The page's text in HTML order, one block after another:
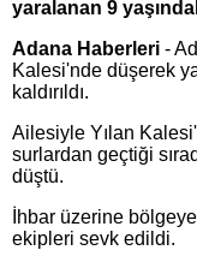
yaralanan 9
Adana Haberleri -
Kalesi'nde düşerek
kaldırıldı.
Ailesiyle Yılan
surlardan geçtiği
düştü.
İhbar üzerine
ekipleri sevk edildi.